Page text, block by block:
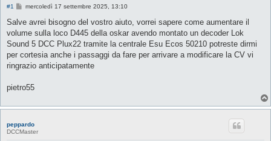
#1
M
s
a
g
i
o
mercoledì 17 settembre 2025, 13:10
Salve avrei bisogno del vostro aiuto, vorrei sapere come aumentare il
volume sulla loco D445 della oskar avendo montato un decoder Lok
Sound 5 DCC Plux22 tramite la centrale Esu Ecos 50210 potreste dirmi
per cortesia anche i passaggi da fare per arrivare a modificare la CV vi
ringrazio anticipatamente
pietro55
peppardo
DCCMaster